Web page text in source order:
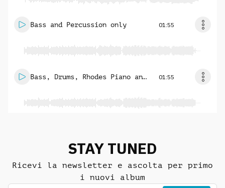
Bass and Percussion only 01:55
Bass, Drums, Rhodes Piano and
01:55
STAY TUNED
Ricevi la newsletter e ascolta per primo
i nuovi album